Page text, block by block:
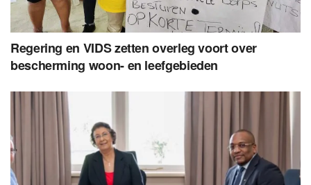
Regering en VIDS zetten overleg voort over
bescherming woon- en leefgebieden